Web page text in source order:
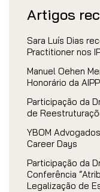
Artigos
Sara Luís Dias
Practitioner nos
Manuel Oehen
Honorário da
Participação da
de
YBOM
Career Days
Participação da
Conferência
Legalização de